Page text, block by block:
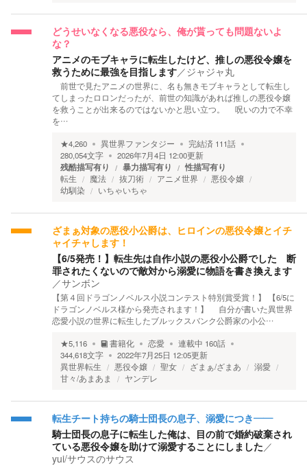
どうせいなくなる悪役なら、俺が貰っても問題ないよ
な？
アニメのモブキャラに転生したけど、推しの悪役令嬢を
救うために最強を目指します／ジャジャ丸
前世で見たアニメの世界に、名も無きモブキャラとして転生し
てしまったロロンだったが、前世の知識があれば推しの悪役令嬢
を救うことが出来るのではないかと思い立つ。 呪いの力で不幸
を…
★4,260 異世界ファンタジー 完結済 111話
280,054文字 2026年7月4日 12:00更新
残酷描写有り 暴力描写有り 性描写有り
転生 魔法 抜刀術 アニメ世界
悪役令嬢
幼馴染
いちゃいちゃ
ざまぁ対象の悪役小公爵は、ヒロインの悪役令嬢とイチ
ャイチャします！
【6/5発売！】転生先は自作小説の悪役小公爵でした 断
罪されたくないので敵対から溺愛に物語を書き換えます
／サンボン
【第４回ドラゴンノベルス小説コンテスト特別賞受賞！】 【6/5に
ドラゴンノベルス様から発売されます！】 自分が書いた異世界
恋愛小説の世界に転生したブルックスバンク公爵家の小公…
★5,116 書籍化 恋愛 連載中 160話
344,618文字 2022年7月25日 12:05更新
異世界転生
悪役令嬢 聖女 ざまぁ/ざまあ
溺愛
甘々/あまあま
ヤンデレ
転生チート持ちの騎士団長の息子、溺愛につき――
騎士団長の息子に転生した俺は、目の前で婚約破棄され
ている悪役令嬢を助けて溺愛することにしました／
yui/サウスのサウス